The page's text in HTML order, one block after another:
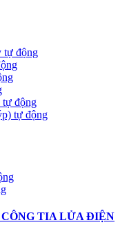
tự động
tự động
tự động
TIA LỬA ĐIỆN